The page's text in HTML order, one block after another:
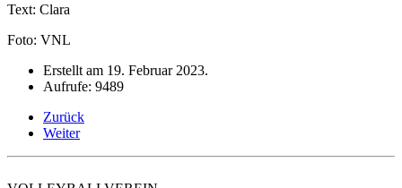
Text: Clara
Foto: VNL
Erstellt am 19. Februar 2023.
Aufrufe: 9489
Zurück
Weiter